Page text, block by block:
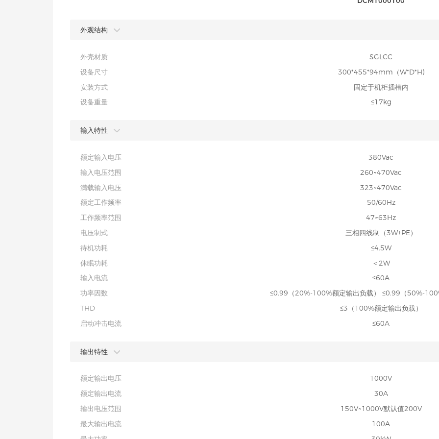
外观结构
外壳材质
SGLCC
设备尺寸
300*455*94mm（W*D*H)
安装方式
固定于机柜插槽内
设备重量
≤17kg
输入特性
额定输入电压
380Vac
输入电压范围
260~470Vac
满载输入电压
323~470Vac
额定工作频率
50/60Hz
工作频率范围
47~63Hz
电压制式
三相四线制（3W+PE）
待机功耗
≤4.5W
休眠功耗
＜2W
输入电流
≤60A
功率因数
≤0.99（20%-100%额定输出负载） ≤0.99（50%-
THD
≤3（100%额定输出负载）
启动冲击电流
≤60A
输出特性
额定输出电压
1000V
额定输出电流
30A
输出电压范围
150V~1000V默认值200V
最大输出电流
100A